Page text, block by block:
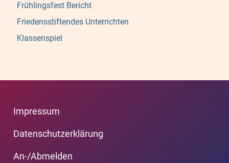
Frühlingsfest Bericht
Friedensstiftendes Unterrichten
Klassenspiel
Impressum
Datenschutzerklärung
An-/Abmelden